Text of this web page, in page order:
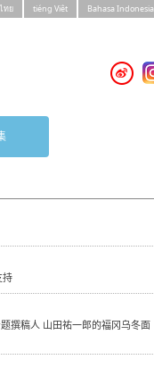
ทย tiéng Viêt Bahasa Indonesia
持
撰稿人 山田祐一郎的福冈乌冬面